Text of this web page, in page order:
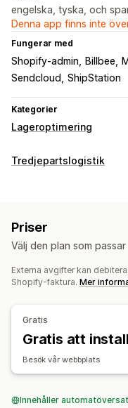
engelska, tyska, och
Denna app finns inte
Fungerar med
Shopify-admin Billbee
Sendcloud
ShipStation
Kategorier
Lageroptimering
Lagerhantering
Automatisering av
Restordrar Returer
Aviseringar och
Aviseringar om
Aviseringar om lågt lager
Anpassade rapporter
Tredjepartslogistik
Fraktsedlar
Spårning av flera bud
Lagerhantering
Priser
Välj den plan som
Externa avgifter kan
Shopify-faktura. Mer
Gratis
Gratis att
Besök vår webbplats
Innehåller